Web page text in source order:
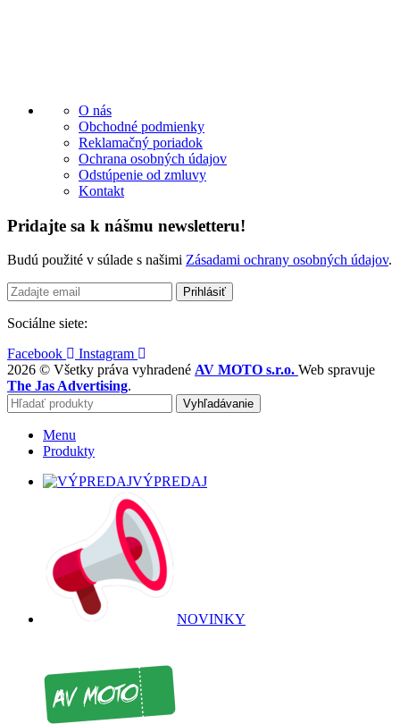
O nás
Obchodné podmienky
Reklamačný poriadok
Ochrana osobných údajov
Odstúpenie od zmluvy
Kontakt
Pridajte sa k nášmu newsletteru!
Budú použité v súlade s našimi Zásadami ochrany osobných údajov.
Sociálne siete:
Facebook
Instagram
2026 © Všetky práva vyhradené AV MOTO s.r.o. Web spravuje
The Jas Advertising.
Vyhľadávanie
Menu
Produkty
VÝPREDAJ
NOVINKY